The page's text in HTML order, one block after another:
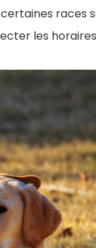
races
les